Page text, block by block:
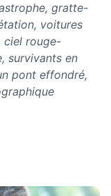
gratte-
voitures
ciel rouge-
survivants en
pont effondré,